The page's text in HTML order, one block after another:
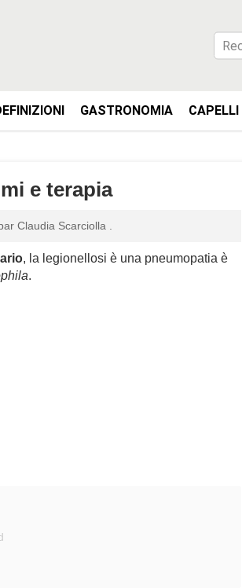
GASTRONOMIA CAPELLI
e terapia
Claudia Scarciolla
, la legionellosi è una pneumopatia è
.